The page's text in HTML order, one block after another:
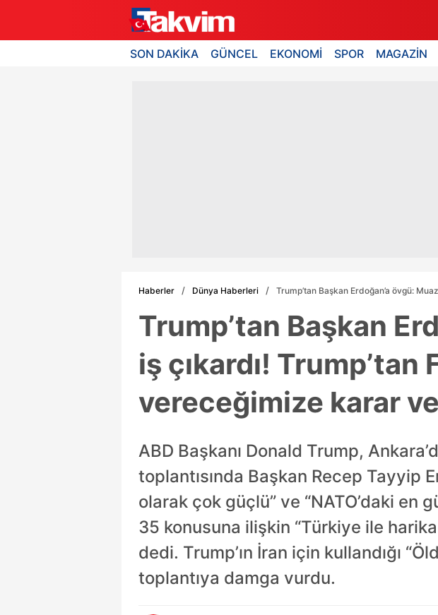
SON DAKİKA GÜNCEL EKONOMİ SPOR MAGAZİN
Haberler Dünya Haberleri Trump’tan Başkan Erdoğan’a övgü:
Trump’tan Başkan
iş çıkardı! Trump’tan
vereceğimize karar
ABD Başkanı Donald Trump,
toplantısında Başkan Recep Tayyip
olarak çok güçlü” ve “NATO’daki en
35 konusuna ilişkin “Türkiye ile
dedi. Trump’ın İran için kullandığı
toplantıya damga vurdu.